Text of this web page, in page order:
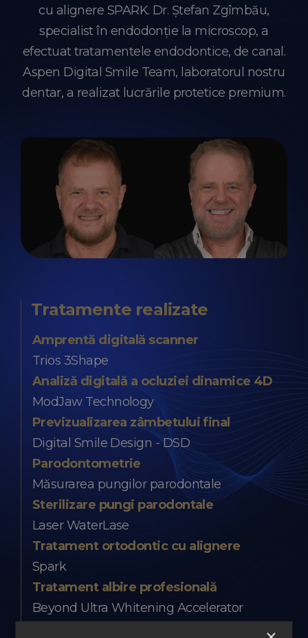
cu alignere SPARK. Dr. Ștefan Zgîmbău,
specialist în endodonție la microscop, a
efectuat tratamentele endodontice, de canal.
Aspen Digital Smile Team, laboratorul nostru
dentar, a realizat lucrările protetice premium.
Tratamente realizate
Amprentă digitală scanner
Trios 3Shape
Analiză digitală a ocluziei dinamice 4D
ModJaw Technology
Previzualizarea zâmbetului final
Digital Smile Design - DSD
Parodontometrie
Măsurarea pungilor parodontale
Sterilizare pungi parodontale
Laser WaterLase
Tratament ortodontic cu alignere
Spark
Tratament albire profesională
Beyond Ultra Whitening Accelerator